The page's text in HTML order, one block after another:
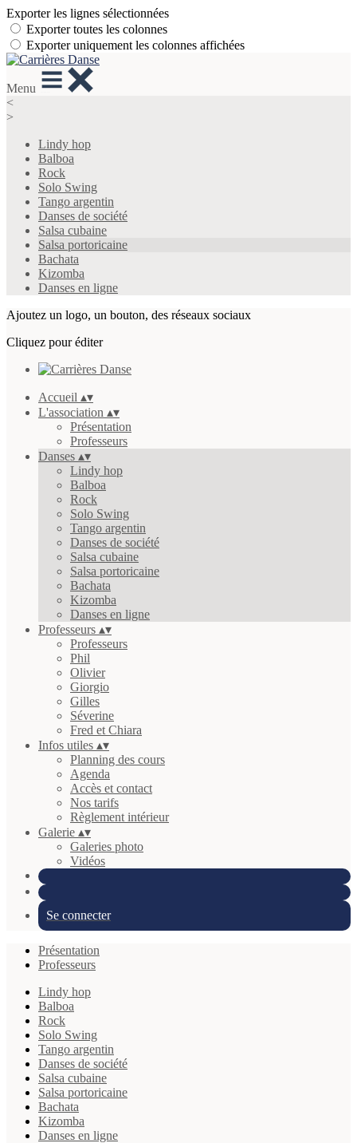
Exporter les lignes sélectionnées
Exporter toutes les colonnes
Exporter uniquement les colonnes affichées
Menu
<
>
Lindy hop
Balboa
Rock
Solo Swing
Tango argentin
Danses de société
Salsa cubaine
Salsa portoricaine
Bachata
Kizomba
Danses en ligne
Ajoutez un logo, un bouton, des réseaux sociaux
Cliquez pour éditer
Accueil ▴▾
L'association ▴▾
Présentation
Professeurs
Danses ▴▾
Lindy hop
Balboa
Rock
Solo Swing
Tango argentin
Danses de société
Salsa cubaine
Salsa portoricaine
Bachata
Kizomba
Danses en ligne
Professeurs ▴▾
Professeurs
Phil
Olivier
Giorgio
Gilles
Séverine
Fred et Chiara
Infos utiles ▴▾
Planning des cours
Agenda
Accès et contact
Nos tarifs
Règlement intérieur
Galerie ▴▾
Galeries photo
Vidéos
Se connecter
Présentation
Professeurs
Lindy hop
Balboa
Rock
Solo Swing
Tango argentin
Danses de société
Salsa cubaine
Salsa portoricaine
Bachata
Kizomba
Danses en ligne